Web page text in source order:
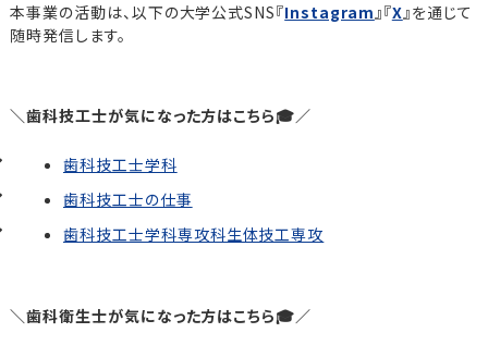
本事業の活動は、以下の大学公式SNS『Instagram』『X』を通じて
随時発信します。
＼歯科技工士が気になった方はこちら🎓／
歯科技工士学科
歯科技工士の仕事
歯科技工士学科専攻科生体技工専攻
＼歯科衛生士が気になった方はこちら🎓／